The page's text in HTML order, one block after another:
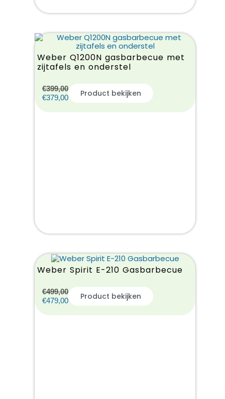
Weber Q1200N gasbarbecue met
zijtafels en onderstel
€399,00
€379,00 Product bekijken
Weber Spirit E-210 Gasbarbecue
€499,00
€479,00 Product bekijken